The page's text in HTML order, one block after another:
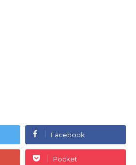
Facebook
Pocket